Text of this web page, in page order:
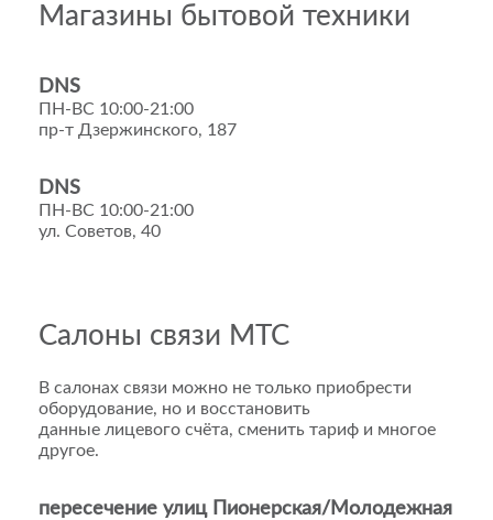
Магазины бытовой техники
DNS
ПН-ВС 10:00-21:00
пр-т Дзержинского, 187
DNS
ПН-ВС 10:00-21:00
ул. Советов, 40
Салоны связи МТС
В салонах связи можно не только приобрести
оборудование, но и восстановить
данные лицевого счёта, сменить тариф и многое
другое.
пересечение улиц Пионерская/Молодежная